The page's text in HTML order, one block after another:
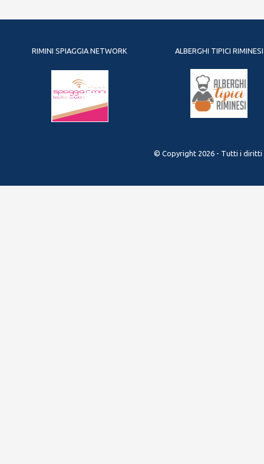
RIMINI SPIAGGIA NETWORK ALBERGHI TIPICI RIMINESI
© Copyright 2026 - Tutti i diritti